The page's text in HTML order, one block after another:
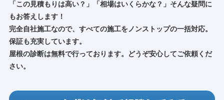
「この見積もりは高い？」「相場はいくらかな？」そんな疑問に
もお答えします！
完全自社施工なので、すべての施工をノンストップの一括対応。
保証も充実しています。
屋根の診断は無料で行っております。どうぞ安心してご依頼くだ
さい。